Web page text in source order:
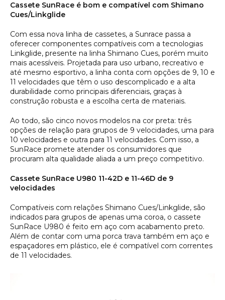
Cassete SunRace é bom e compatível com Shimano
Cues/Linkglide
Com essa nova linha de cassetes, a Sunrace passa a
oferecer componentes compatíveis com a tecnologias
Linkglide, presente na linha Shimano Cues, porém muito
mais acessíveis. Projetada para uso urbano, recreativo e
até mesmo esportivo, a linha conta com opções de 9, 10 e
11 velocidades que têm o uso descomplicado e a alta
durabilidade como principais diferenciais, graças à
construção robusta e a escolha certa de materiais.
Ao todo, são cinco novos modelos na cor preta: três
opções de relação para grupos de 9 velocidades, uma para
10 velocidades e outra para 11 velocidades. Com isso, a
SunRace promete atender os consumidores que
procuram alta qualidade aliada a um preço competitivo.
Cassete SunRace U980 11-42D e 11-46D de 9
velocidades
Compatíveis com relações Shimano Cues/Linkglide, são
indicados para grupos de apenas uma coroa, o cassete
SunRace U980 é feito em aço com acabamento preto.
Além de contar com uma porca trava também em aço e
espaçadores em plástico, ele é compatível com correntes
de 11 velocidades.